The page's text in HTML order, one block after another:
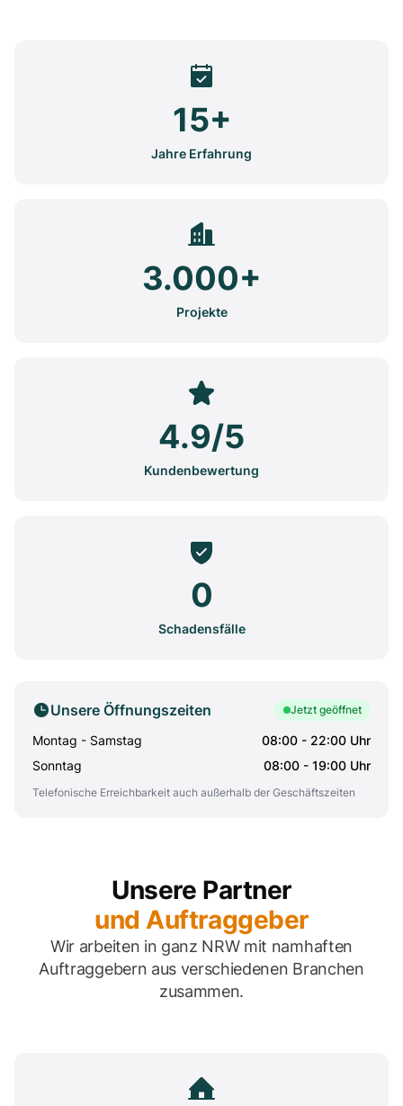
15+
Jahre Erfahrung
3.000+
Projekte
4.9/5
Kundenbewertung
0
Schadensfälle
Unsere Öffnungszeiten Jetzt geöffnet
Montag - Samstag
08:00 - 22:00 Uhr
Sonntag
08:00 - 19:00 Uhr
Telefonische Erreichbarkeit auch außerhalb der Geschäftszeiten
Unsere Partner
und Auftraggeber
Wir arbeiten in ganz NRW mit namhaften
Auftraggebern aus verschiedenen Branchen
zusammen.